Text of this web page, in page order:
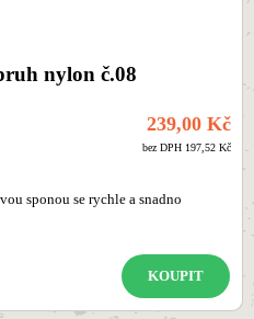
nylon č.08
239,00 Kč
bez DPH 197,52 Kč
sponou se rychle a snadno
KOUPIT